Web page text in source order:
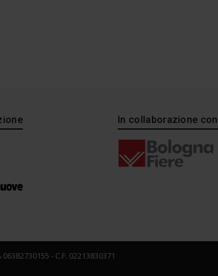
In collaborazione con
- C.F. 02213830371